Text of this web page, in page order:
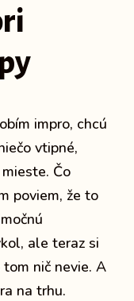
impro, chcú
vtipné,
Čo
poviem, že to
ale teraz si
nič nevie. A
na trhu.